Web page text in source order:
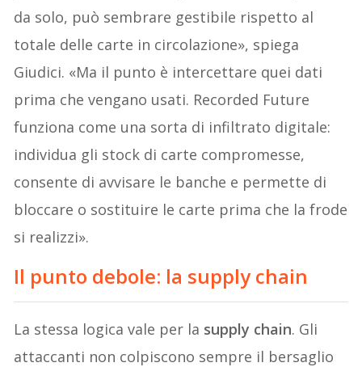
da solo, può sembrare gestibile rispetto al
totale delle carte in circolazione», spiega
Giudici. «Ma il punto è intercettare quei dati
prima che vengano usati. Recorded Future
funziona come una sorta di infiltrato digitale:
individua gli stock di carte compromesse,
consente di avvisare le banche e permette di
bloccare o sostituire le carte prima che la frode
si realizzi».
Il punto debole: la supply chain
La stessa logica vale per la supply chain. Gli
attaccanti non colpiscono sempre il bersaglio